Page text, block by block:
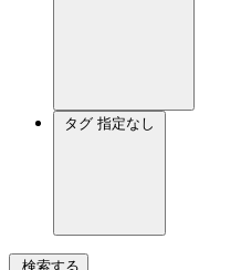
タグ 指定なし
検索する